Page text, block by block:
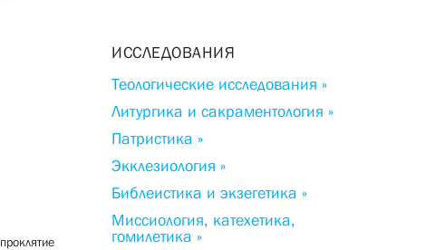
ИССЛЕДОВАНИЯ
Теологические исследования »
Литургика и сакраментология »
Патристика »
Экклезиология »
Библеистика и экзегетика »
Миссиология, катехетика,
гомилетика »